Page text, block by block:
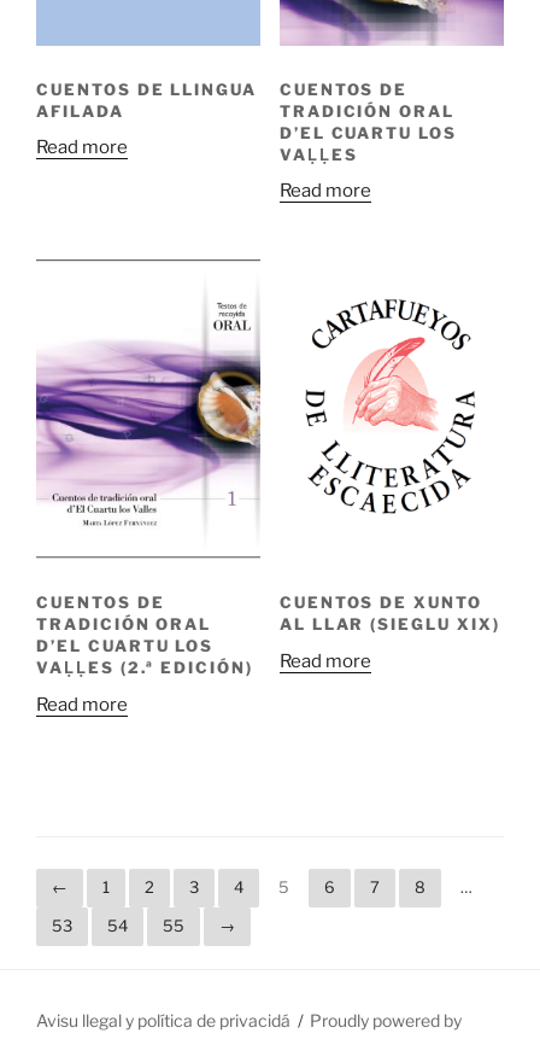
CUENTOS DE LLINGUA
AFILADA
Read more
CUENTOS DE
TRADICIÓN ORAL
D’EL CUARTU LOS
VAḶḶES
Read more
CUENTOS DE
TRADICIÓN ORAL
D’EL CUARTU LOS
VAḶḶES (2.ª EDICIÓN)
Read more
CUENTOS DE XUNTO
AL LLAR (SIEGLU XIX)
Read more
← 1 2 3 4 5 6 7 8
…
53
54 55 →
Avisu llegal y política de privacidá
Proudly powered by